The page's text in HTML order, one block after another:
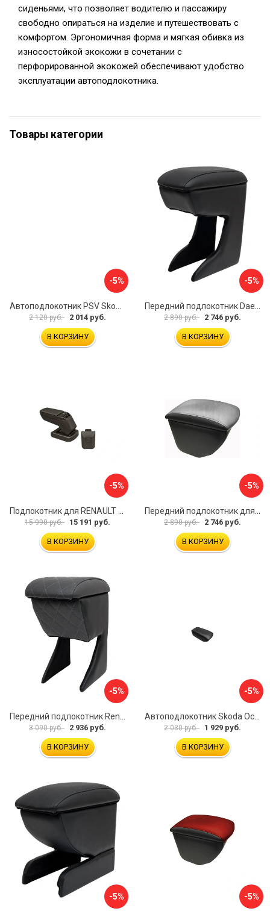
сиденьями, что позволяет водителю и пассажиру
свободно опираться на изделие и путешествовать с
комфортом. Эргономичная форма и мягкая обивка из
износостойкой экокожи в сочетании с
перфорированной экокожей обеспечивают удобство
эксплуатации автоподлокотника.
Товары категории
-5%
2 120 руб. 2 014 руб.
В КОРЗИНУ
-5%
2 890 руб. 2 746 руб.
В КОРЗИНУ
-5%
Подлокотник для RENAULT Kaptur 2017 г.в. armster 2 BLACK V00970
15 990 руб. 15 191 руб.
В КОРЗИНУ
-5%
Передний подлокотник для KIA Rio 4 2017-н.в. AVTOLIDER1 PP-KIA-Rio-4-02
2 890 руб. 2 746 руб.
В КОРЗИНУ
-5%
3 090 руб. 2 936 руб.
В КОРЗИНУ
-5%
2 030 руб. 1 929 руб.
В КОРЗИНУ
-5% -5%